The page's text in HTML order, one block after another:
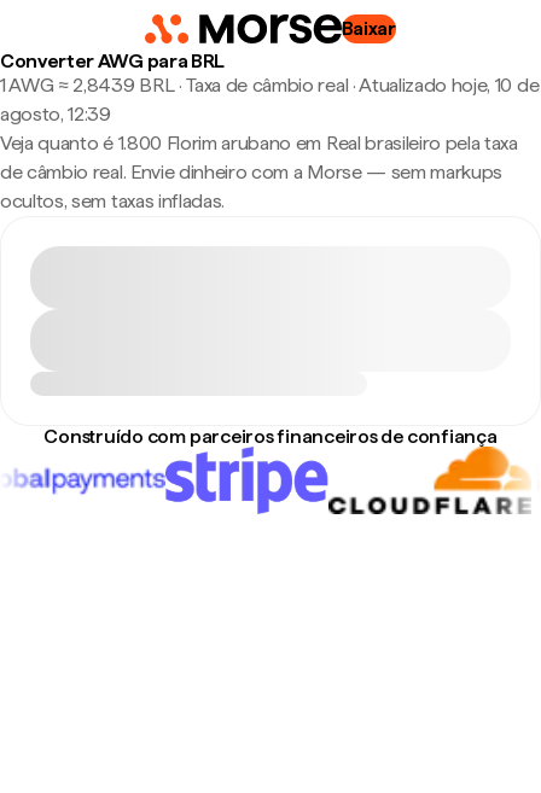
Baixar
Converter AWG para BRL
1 AWG ≈ 2,8439 BRL · Taxa de câmbio real ·Atualizado hoje, 10 de
agosto, 12:39
Veja quanto é 1.800 Florim arubano em Real brasileiro pela taxa
de câmbio real. Envie dinheiro com a Morse — sem markups
ocultos, sem taxas infladas.
Construído com parceiros financeiros de confiança